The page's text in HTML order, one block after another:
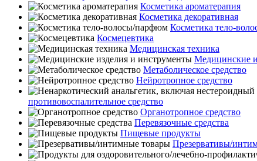
Косметика ароматерапия
Косметика декоративная
Косметика тело-
Космецевтика
Медицинская техника
Медицинские
Метаболическое средство
Нейротропное средство
противовоспалительное средство
Органотропное средство
Перевязочные средства
Пищевые продукты
Презервативы/